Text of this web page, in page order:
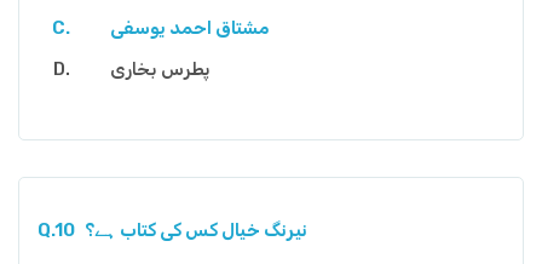
مشتاق احمد یوسفی
پطرس بخاری
Q.10 نیرنگ خیال کس کی کتاب ہے؟